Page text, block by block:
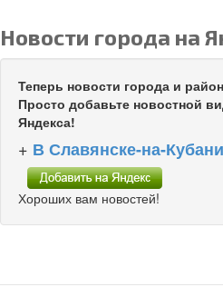
Новости города на
Теперь новости города и
Просто добавьте новостной
Яндекса!
+ В Славянске-на-Кубани
Хороших вам новостей!